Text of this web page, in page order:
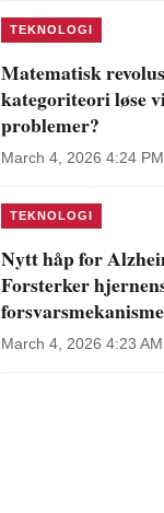
TEKNOLOGI
Matematisk
kategoriteori løse
problemer?
March 4, 2026 4:24 PM
TEKNOLOGI
Nytt håp for
Forsterker
March 4, 2026 4:23 AM